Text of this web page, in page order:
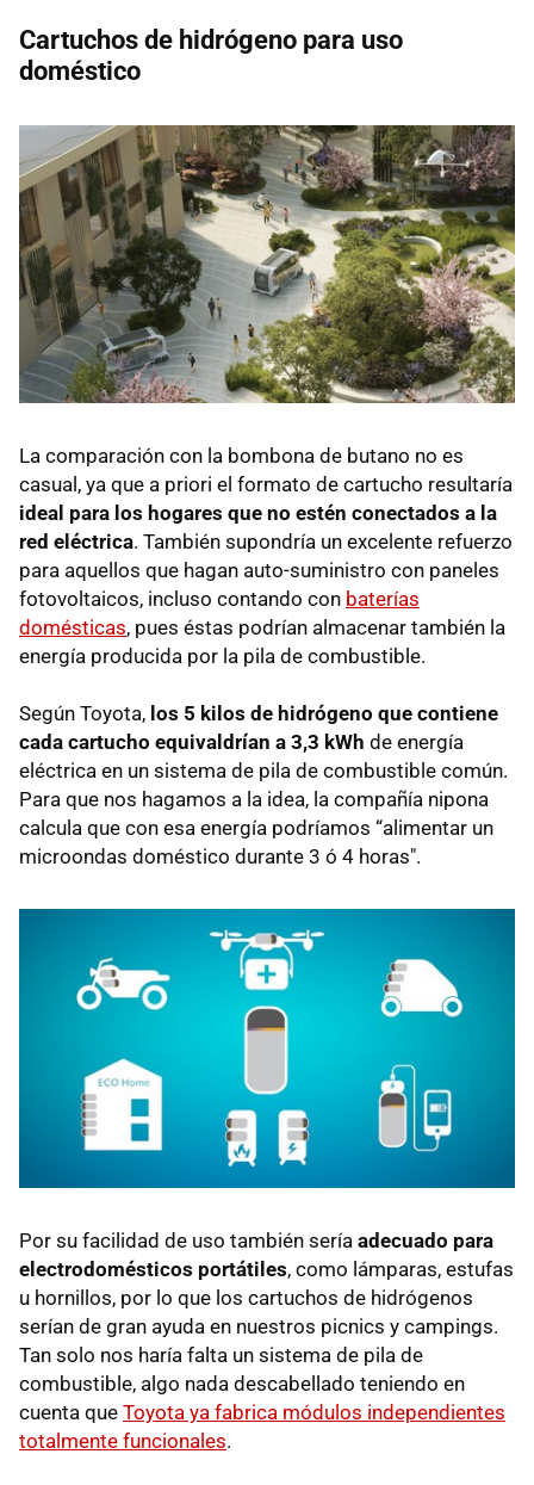
Cartuchos de hidrógeno para uso
doméstico
La comparación con la bombona de butano no es
casual, ya que a priori el formato de cartucho resultaría
ideal para los hogares que no estén conectados a la
red eléctrica. También supondría un excelente refuerzo
para aquellos que hagan auto-suministro con paneles
fotovoltaicos, incluso contando con baterías
domésticas, pues éstas podrían almacenar también la
energía producida por la pila de combustible.
Según Toyota, los 5 kilos de hidrógeno que contiene
cada cartucho equivaldrían a 3,3 kWh de energía
eléctrica en un sistema de pila de combustible común.
Para que nos hagamos a la idea, la compañía nipona
calcula que con esa energía podríamos “alimentar un
microondas doméstico durante 3 ó 4 horas".
Por su facilidad de uso también sería adecuado para
electrodomésticos portátiles, como lámparas, estufas
u hornillos, por lo que los cartuchos de hidrógenos
serían de gran ayuda en nuestros picnics y campings.
Tan solo nos haría falta un sistema de pila de
combustible, algo nada descabellado teniendo en
cuenta que Toyota ya fabrica módulos independientes
totalmente funcionales.